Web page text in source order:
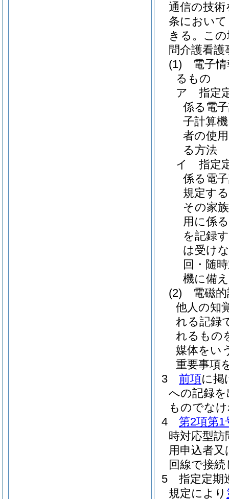
通信の技
条におい
きる。 こ
問介護看
(1)
電子
るもの
ア
指定
係る電
子計算
者の使
る方法
イ
指定
係る電
規定す
その家
用に係
を記録
は受け
回・随
機に備
(2)
電磁
他人の知
れる記録
れるもの
媒体をい
重要事項
3
前項に掲
への記録
ものでな
4
第2項第1
時対応型
用申込者
回線で接
5
指定定期
規定により